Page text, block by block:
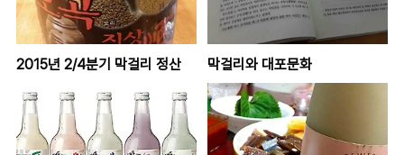
2015년 2/4분기 막걸리 정산 막걸리와 대포문화